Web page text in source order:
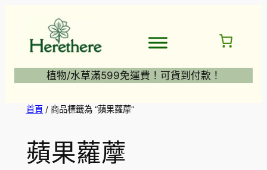
植物/水草滿599免運費！可貨到付款！
首頁/ 商品標籤為 “蘋果蘿藦”
蘋果蘿藦